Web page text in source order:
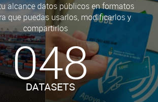
alcance datos públicos en formatos
que puedas usarlos, modificarlos y
compartirlos
048
DATASETS